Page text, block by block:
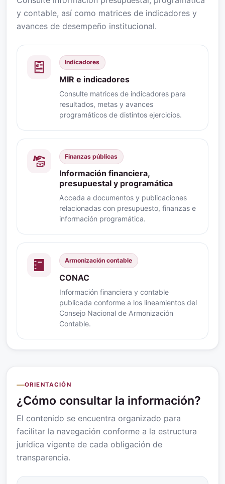
y contable, así como matrices de indicadores y
avances de desempeño institucional.
Indicadores
MIR e indicadores
Consulte matrices de indicadores para
resultados, metas y avances
programáticos de distintos ejercicios.
Finanzas públicas
Información financiera,
presupuestal y programática
Acceda a documentos y publicaciones
relacionadas con presupuesto, finanzas e
información programática.
Armonización contable
CONAC
Información financiera y contable
publicada conforme a los lineamientos del
Consejo Nacional de Armonización
Contable.
ORIENTACIÓN
¿Cómo consultar la información?
El contenido se encuentra organizado para
facilitar la navegación conforme a la estructura
jurídica vigente de cada obligación de
transparencia.